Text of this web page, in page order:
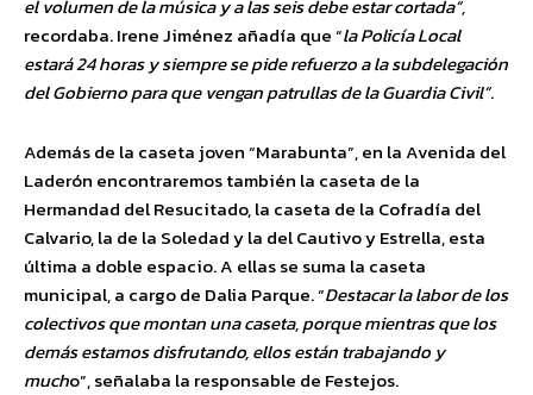
el volumen de la música y a las seis debe estar cortada”,
recordaba. Irene Jiménez añadía que “la Policía Local
estará 24 horas y siempre se pide refuerzo a la subdelegación
del Gobierno para que vengan patrullas de la Guardia Civil”.
Además de la caseta joven “Marabunta”, en la Avenida del
Laderón encontraremos también la caseta de la
Hermandad del Resucitado, la caseta de la Cofradía del
Calvario, la de la Soledad y la del Cautivo y Estrella, esta
última a doble espacio. A ellas se suma la caseta
municipal, a cargo de Dalia Parque. “Destacar la labor de los
colectivos que montan una caseta, porque mientras que los
demás estamos disfrutando, ellos están trabajando y
mucho”, señalaba la responsable de Festejos.